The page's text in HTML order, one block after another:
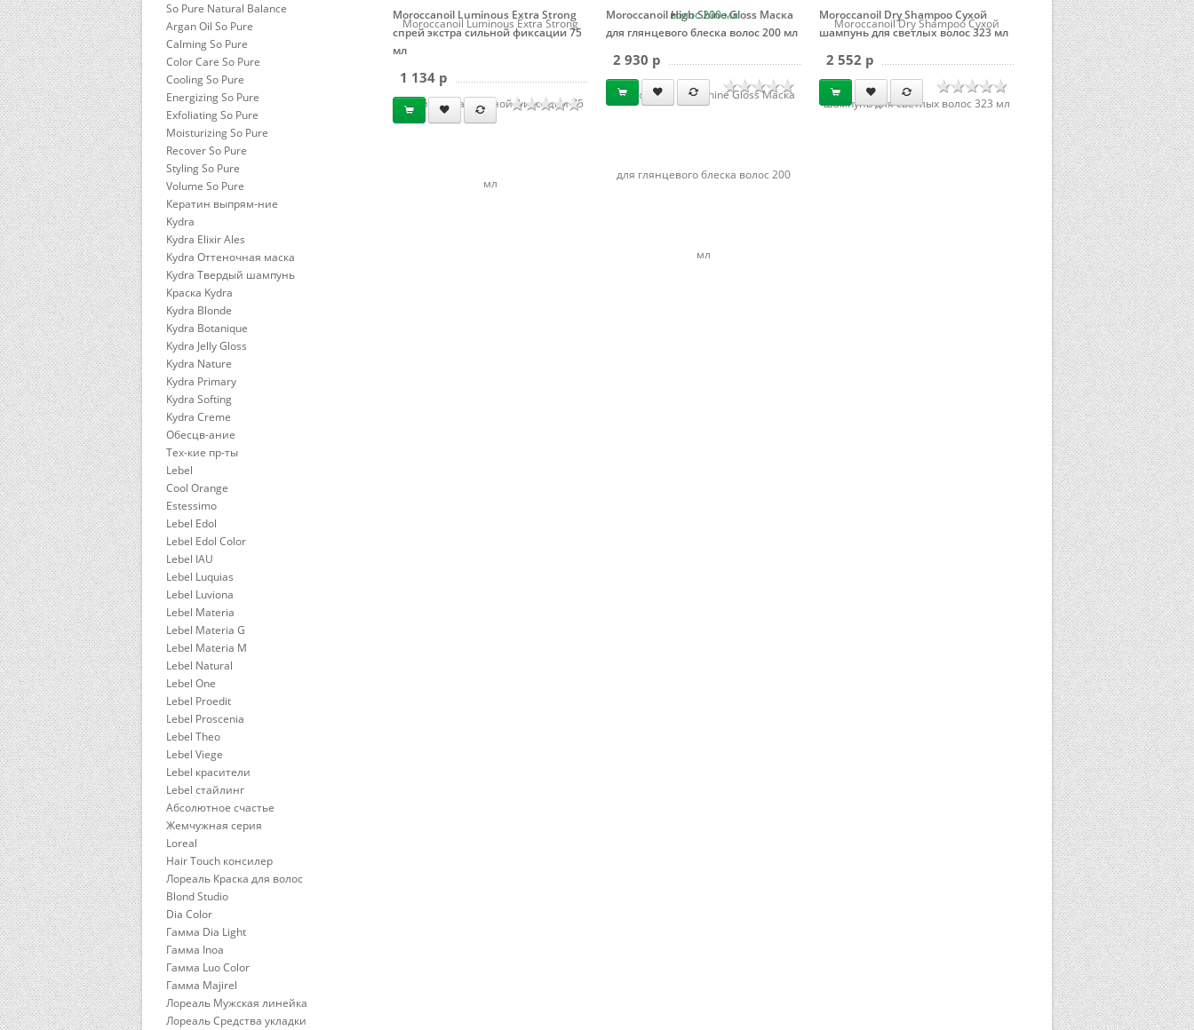
So Pure Natural Balance
Argan Oil So Pure
Calming So Pure
Color Care So Pure
Cooling So Pure
Energizing So Pure
Exfoliating So Pure
Moisturizing So Pure
Recover So Pure
Styling So Pure
Volume So Pure
Кератин выпрям-ние
Kydra
Kydra Elixir Ales
Kydra Оттеночная маска
Kydra Твердый шампунь
Краска Kydra
Kydra Blonde
Kydra Botanique
Kydra Jelly Gloss
Kydra Nature
Kydra Primary
Kydra Softing
Kydra Сreme
Обесцв-ание
Тех-кие пр-ты
Lebel
Cool Orange
Estessimo
Lebel Edol
Lebel Edol Color
Lebel IAU
Lebel Luquias
Lebel Luviona
Lebel Materia
Lebel Materia G
Lebel Materia M
Lebel Natural
Lebel One
Lebel Proedit
Lebel Proscenia
Lebel Theo
Lebel Viege
Lebel красители
Lebel стайлинг
Абсолютное счастье
Жемчужная серия
Loreal
Hair Touch консилер
Лореаль Краска для волос
Blond Studio
Dia Color
Гамма Dia Light
Гамма Inoa
Гамма Luo Color
Гамма Majirel
Лореаль Мужская линейка
Лореаль Средства укладки
Moroccanoil Luminous Extra Strong
спрей экстра сильной фиксации 75
мл
Moroccanoil Luminous Extra Strong
спрей экстра сильной фиксации 75
мл
1 134 p
Moroccanoil High Shine Gloss Маска
для глянцевого блеска волос 200
мл
Moroccanoil High Shine Gloss Маска
для глянцевого блеска волос 200 мл
2 930 p
Moroccanoil Dry Shampoo Сухой
шампунь для светлых волос 323 мл
Moroccanoil Dry Shampoo Сухой
шампунь для светлых волос 323 мл
2 552 p